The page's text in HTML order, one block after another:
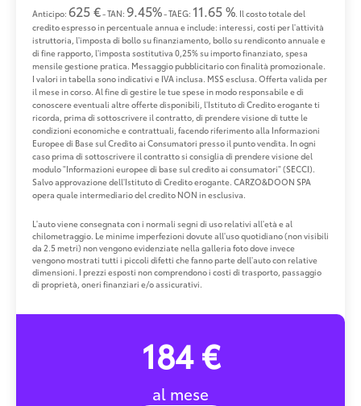
Anticipo: 625 €- TAN: 9.45%- TAEG: 11.65 %. Il costo totale del
credito espresso in percentuale annua e include: interessi, costi per l'attività
istruttoria, l'imposta di bollo su finanziamento, bollo su rendiconto annuale e
di fine rapporto, l'imposta sostitutiva 0,25% su importo finanziato, spesa
mensile gestione pratica. Messaggio pubblicitario con finalità promozionale.
I valori in tabella sono indicativi e IVA inclusa. MSS esclusa. Offerta valida per
il mese in corso. Al fine di gestire le tue spese in modo responsabile e di
conoscere eventuali altre offerte disponibili, l'Istituto di Credito erogante ti
ricorda, prima di sottoscrivere il contratto, di prendere visione di tutte le
condizioni economiche e contrattuali, facendo riferimento alla Informazioni
Europee di Base sul Credito ai Consumatori presso il punto vendita. In ogni
caso prima di sottoscrivere il contratto si consiglia di prendere visione del
modulo "Informazioni europee di base sul credito ai consumatori" (SECCI).
Salvo approvazione dell'Istituto di Credito erogante. CARZO&DOON SPA
opera quale intermediario del credito NON in esclusiva.
L'auto viene consegnata con i normali segni di uso relativi all'età e al
chilometraggio. Le minime imperfezioni dovute all'uso quotidiano (non visibili
da 2.5 metri) non vengono evidenziate nella galleria foto dove invece
vengono mostrati tutti i piccoli difetti che fanno parte dell'auto con relative
dimensioni. I prezzi esposti non comprendono i costi di trasporto, passaggio
di proprietà, oneri finanziari e/o assicurativi.
184 €
al mese